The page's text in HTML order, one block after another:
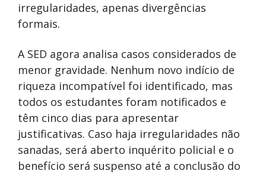
irregularidades, apenas divergências
formais.
A SED agora analisa casos considerados de
menor gravidade. Nenhum novo indício de
riqueza incompatível foi identificado, mas
todos os estudantes foram notificados e
têm cinco dias para apresentar
justificativas. Caso haja irregularidades não
sanadas, será aberto inquérito policial e o
benefício será suspenso até a conclusão do